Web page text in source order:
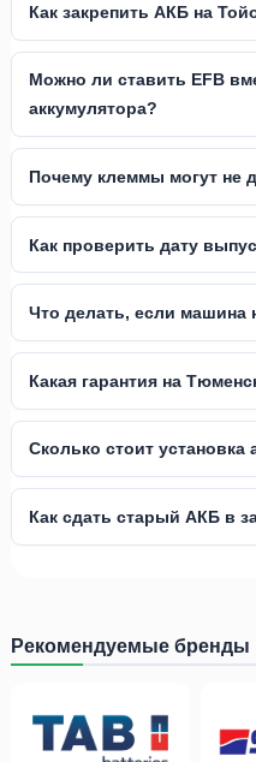
Как закрепить АКБ на
Можно ли ставить EFB
аккумулятора?
Почему клеммы могут не
Как проверить дату
Что делать, если машина
Какая гарантия на
Сколько стоит установка
Как сдать старый АКБ в
Рекомендуемые бренды